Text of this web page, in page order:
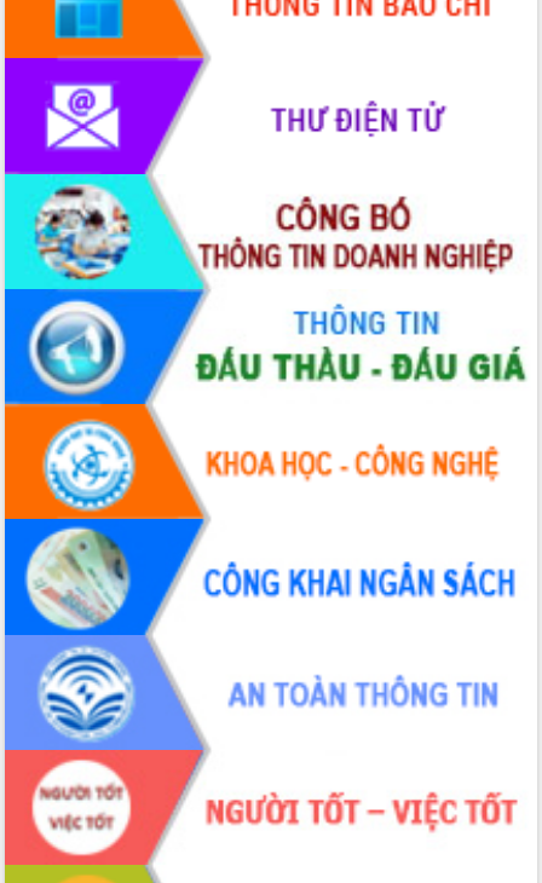
Triển khai đồng bộ đo đạc, lập hồ sơ
địa chính, hoàn thiện cơ sở dữ liệu đất
đai
Ứng dụng sinh trắc học - Bước tiến
trong hành trình chuyển đổi số tại Đắk
Đắk Lắk nâng cao hiệu quả công tác
Đảng từ Sổ tay đảng viên điện tử
Đắk Lắk đẩy mạnh nuôi biển công
nghệ, hướng tới phát triển thủy sản
bền vững
Tập huấn nâng cao năng lực triển khai
chuyển đổi số cho cán bộ, công chức
cấp xã
Đắk Lắk phát động hưởng ứng Ngày
Quyền của người tiêu dùng Việt Nam
2026
Đẩy mạnh cải cách hành chính, quyết
tâm đạt được mục tiêu tăng trưởng
hai con số trong năm 2026
Tổ chức trang trọng Lễ hội Đền thờ
Lương Văn Chánh năm 2026
Phó Bí thư Tỉnh ủy Đắk Lắk Đỗ Hữu
Huy giữ chức Bí thư Đảng ủy Ủy Ban
Nhân dân tỉnh
Bệnh án điện tử thúc đẩy chuyển đổi
số y tế tại Đắk Lắk
Chuyển đổi số thư viện: Mở rộng
không gian tri thức trong thời đại số
Đánh giá, rút kinh nghiệm công tác tổ
chức diễn tập trước ngày bầu cử
Chương trình “Gặp gỡ hữu nghị –
Friendship Meeting New Year 2026”